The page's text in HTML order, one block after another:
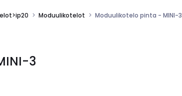
Moduulikotelot Moduulikotelo pinta - MINI-3
3